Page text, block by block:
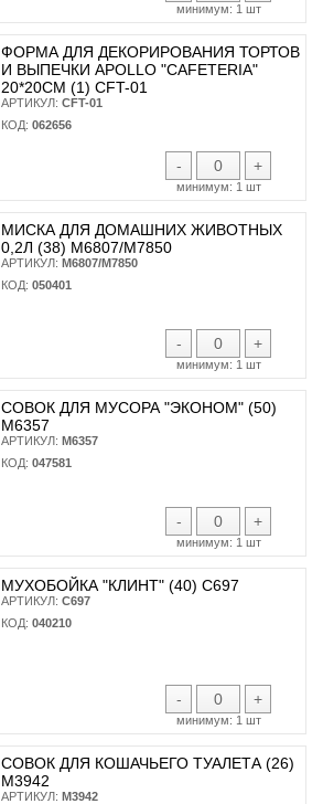
минимум: 1 шт
ФОРМА ДЛЯ ДЕКОРИРОВАНИЯ ТОРТОВ
И ВЫПЕЧКИ APOLLO "CAFETERIA"
20*20СМ (1) CFT-01
АРТИКУЛ: CFT-01
КОД: 062656
- +
минимум: 1 шт
МИСКА ДЛЯ ДОМАШНИХ ЖИВОТНЫХ
0,2Л (38) М6807/М7850
АРТИКУЛ: М6807/М7850
КОД: 050401
- +
минимум: 1 шт
СОВОК ДЛЯ МУСОРА "ЭКОНОМ" (50)
М6357
АРТИКУЛ: М6357
КОД: 047581
- +
минимум: 1 шт
МУХОБОЙКА "КЛИНТ" (40) С697
АРТИКУЛ: С697
КОД: 040210
- +
минимум: 1 шт
СОВОК ДЛЯ КОШАЧЬЕГО ТУАЛЕТА (26)
М3942
АРТИКУЛ: М3942